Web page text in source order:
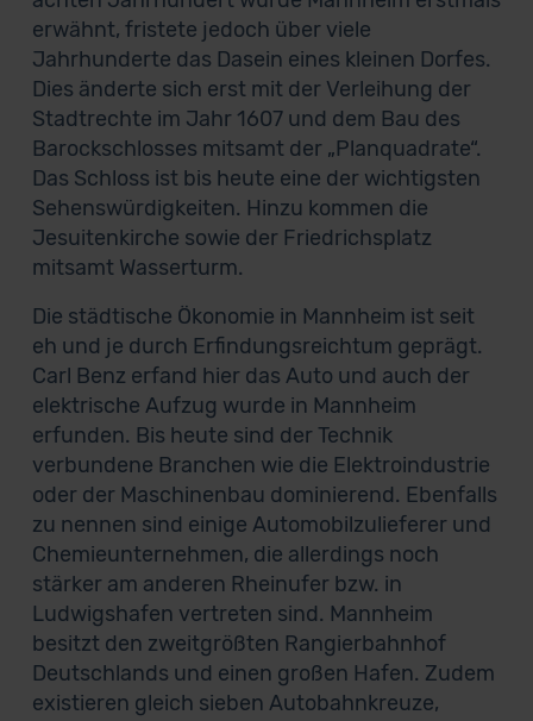
erwähnt, fristete jedoch über viele
Jahrhunderte das Dasein eines kleinen Dorfes.
Dies änderte sich erst mit der Verleihung der
Stadtrechte im Jahr 1607 und dem Bau des
Barockschlosses mitsamt der „Planquadrate“.
Das Schloss ist bis heute eine der wichtigsten
Sehenswürdigkeiten. Hinzu kommen die
Jesuitenkirche sowie der Friedrichsplatz
mitsamt Wasserturm.
Die städtische Ökonomie in Mannheim ist seit
eh und je durch Erfindungsreichtum geprägt.
Carl Benz erfand hier das Auto und auch der
elektrische Aufzug wurde in Mannheim
erfunden. Bis heute sind der Technik
verbundene Branchen wie die Elektroindustrie
oder der Maschinenbau dominierend. Ebenfalls
zu nennen sind einige Automobilzulieferer und
Chemieunternehmen, die allerdings noch
stärker am anderen Rheinufer bzw. in
Ludwigshafen vertreten sind. Mannheim
besitzt den zweitgrößten Rangierbahnhof
Deutschlands und einen großen Hafen. Zudem
existieren gleich sieben Autobahnkreuze,